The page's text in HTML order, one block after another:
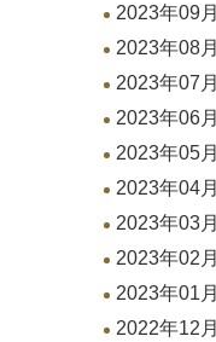
2023年09月
2023年08月
2023年07月
2023年06月
2023年05月
2023年04月
2023年03月
2023年02月
2023年01月
2022年12月